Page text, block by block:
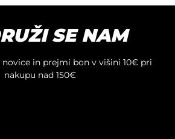
SE NAM
novice in prejmi bon v višini 10€ pri
nakupu nad 150€